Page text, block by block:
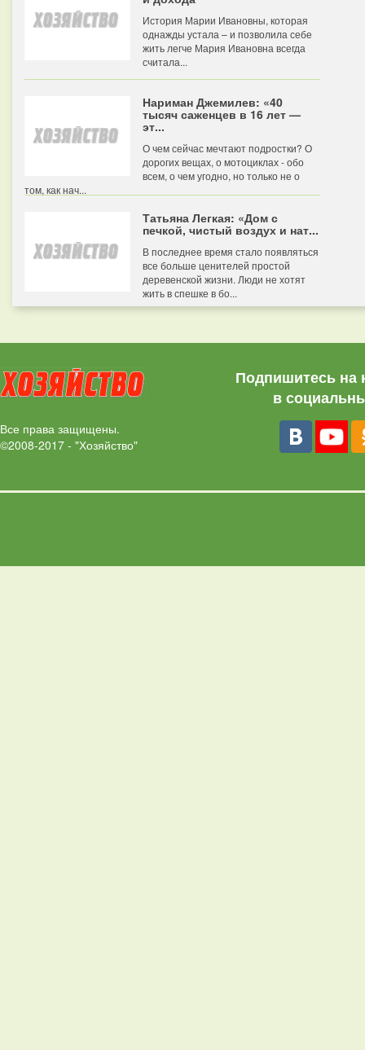
История Марии Ивановны, которая
однажды устала – и позволила себе
жить легче Мария Ивановна всегда
считала...
Нариман Джемилев: «40
тысяч саженцев в 16 лет —
эт...
О чем сейчас мечтают подростки? О
дорогих вещах, о мотоциклах - обо
всем, о чем угодно, но только не о
том, как нач...
Татьяна Легкая: «Дом с
печкой, чистый воздух и нат...
В последнее время стало появляться
все больше ценителей простой
деревенской жизни. Люди не хотят
жить в спешке в бо...
Все права защищены.
©2008-2017 - "Хозяйство"
Подпишитесь на
в